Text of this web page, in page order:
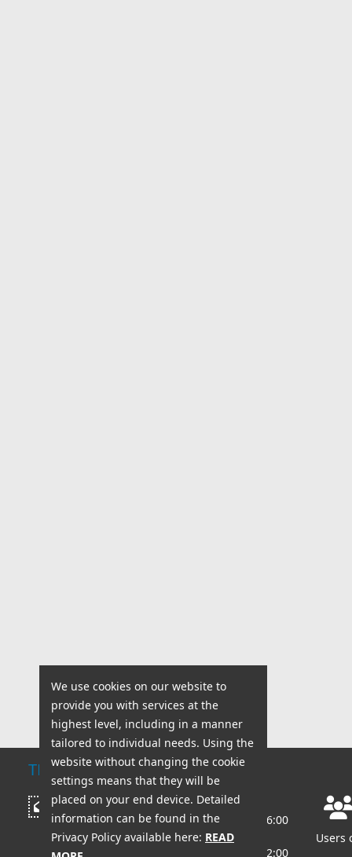
TECHNICAL SUPPORT
Write a message
Working hours:
Mon - Fri: 8:00 AM - 6:00
PM
Sat - Sun: 8:00 AM - 2:00
Users
We use cookies on our website to
provide you with services at the
highest level, including in a manner
tailored to individual needs. Using the
website without changing the cookie
settings means that they will be
placed on your end device. Detailed
information can be found in the
Privacy Policy available here: READ